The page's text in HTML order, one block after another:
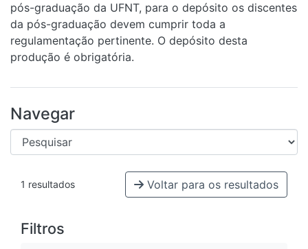
pós-graduação da UFNT, para o depósito os discentes
da pós-graduação devem cumprir toda a
regulamentação pertinente. O depósito desta
produção é obrigatória.
Navegar
1 resultados Voltar para os resultados
Filtros